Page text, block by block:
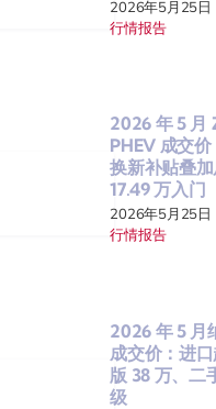
2026年5月25日
行情报告
2026 年 5 月
PHEV 成交价
换新补贴叠
17.49 万入门
2026年5月25日
行情报告
2026 年 5 月
成交价：进
版 38 万、二
级